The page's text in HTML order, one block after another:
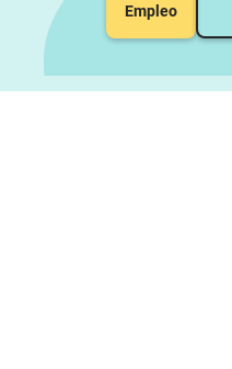
Empleo